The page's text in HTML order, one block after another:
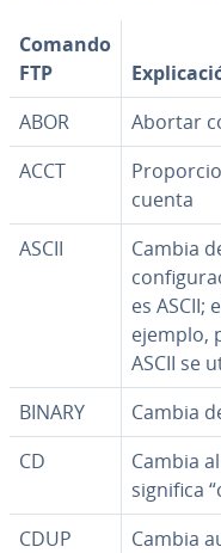
Comando
FTP
ABOR
Abortar
ACCT
cuenta
ASCII
Cambia
es
ejemplo,
ASCII se
BINARY
Cambia
CD
Cambia
significa
CDUP
Cambia